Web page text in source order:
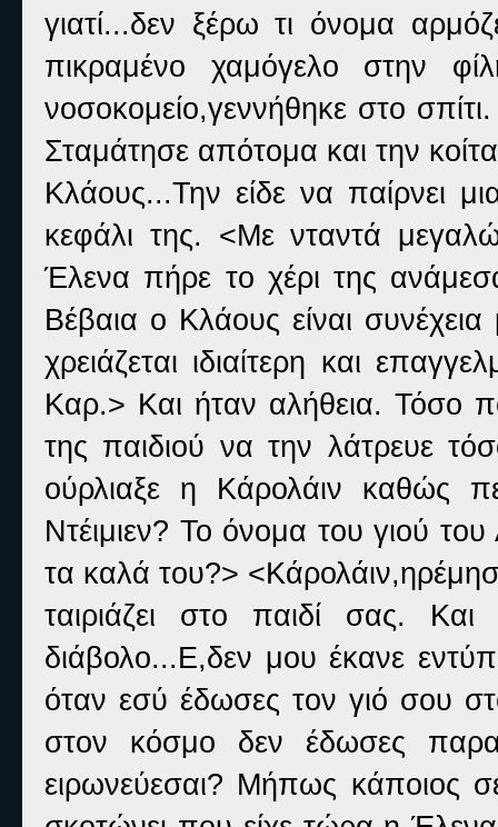
γιατί...δεν ξέρω τι όνομα
πικραμένο χαμόγελο στην
νοσοκομείο,γεννήθηκε στο
Σταμάτησε απότομα και την
Κλάους...Την είδε να παίρνει
κεφάλι της. <Με νταντά
Έλενα πήρε το χέρι της
Βέβαια ο Κλάους είναι
χρειάζεται ιδιαίτερη και
Καρ.> Και ήταν αλήθεια. Τόσο
της παιδιού να την λάτρευε
ούρλιαξε η Κάρολάιν καθώς
Ντέιμιεν? Το όνομα του γιού
τα καλά του?>
ταιριάζει στο παιδί σας.
διάβολο...Ε,δεν μου έκανε
όταν εσύ έδωσες τον γιό σου
στον κόσμο δεν έδωσες
ειρωνεύεσαι? Μήπως κάποιος